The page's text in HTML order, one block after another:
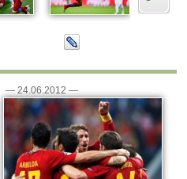
— 24.06.2012 —